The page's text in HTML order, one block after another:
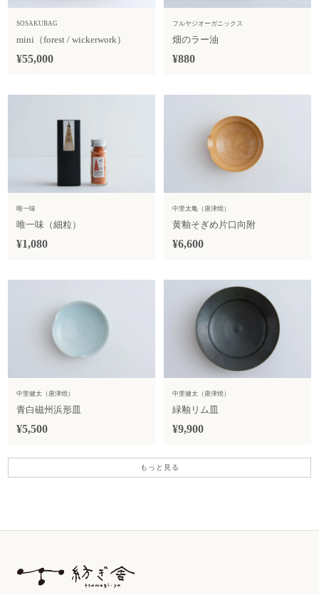
SOSAKUBAG
mini（forest / wickerwork）
¥55,000
フルヤジオーガニックス
畑のラー油
¥880
唯一味
唯一味（細粒）
¥1,080
中里太亀（唐津焼）
黄釉そぎめ片口向附
¥6,600
中里健太（唐津焼）
青白磁州浜形皿
¥5,500
中里健太（唐津焼）
緑釉リム皿
¥9,900
もっと見る